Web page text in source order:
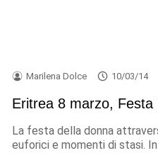
Marilena Dolce 10/03/14
Eritrea 8 marzo, Festa
La festa della donna
euforici e momenti di stasi.